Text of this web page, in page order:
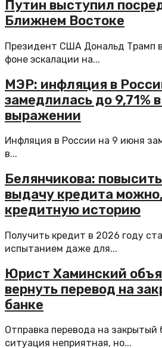
Путин выступил
Ближнем Востоке
Президент США Дональд Трамп в
фоне эскалации на...
МЭР: инфляция в
замедлилась до 9,71%
выражении
Инфляция в России на 9 июня
в...
Белянчикова:
выдачу кредита
кредитную историю
Получить кредит в 2026 году
испытанием даже для...
Юрист Хаминский
вернуть перевод на
банке
Отправка перевода на закрытый
ситуация неприятная, но...